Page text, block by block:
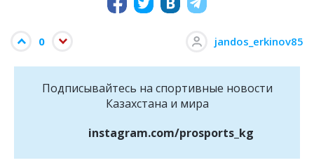
0 jandos_erkinov85
Подписывайтесь на cпортивные новости
Казахстана и мира
instagram.com/prosports_kg